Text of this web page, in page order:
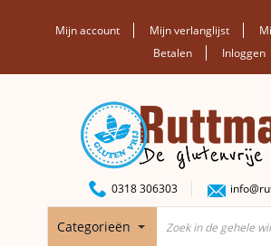
Mijn account Mijn verlanglijst
Betalen
Inloggen
0318 306303
Categorieën